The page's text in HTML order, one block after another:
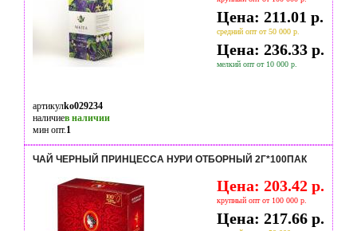
Цена: 211.01 р.
средний опт от 50 000 р.
Цена: 236.33 р.
мелкий опт от 10 000 р.
артикулko029234
наличиев наличии
мин опт.1
ЧАЙ ЧЕРНЫЙ ПРИНЦЕССА НУРИ ОТБОРНЫЙ 2Г*100ПАК
Цена: 203.42 р.
крупный опт от 100 000 р.
Цена: 217.66 р.